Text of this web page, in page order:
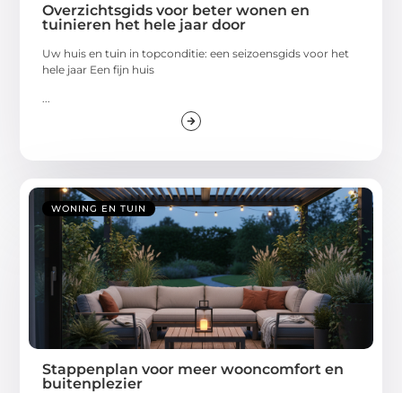
Overzichtsgids voor beter wonen en
tuinieren het hele jaar door
Uw huis en tuin in topconditie: een seizoensgids voor het
hele jaar Een fijn huis
...
WONING EN TUIN
Stappenplan voor meer wooncomfort en
buitenplezier